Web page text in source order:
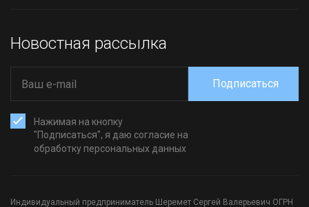
Новостная рассылка
Нажимая на кнопку
"Подписаться", я даю согласие на
обработку персональных данных
Подписаться
Индивидуальный предприниматель Шеремет Сергей Валерьевич ОГРН